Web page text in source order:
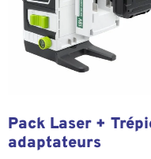
Pack Laser +
adaptateurs